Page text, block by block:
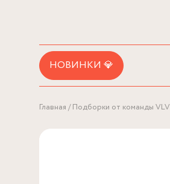
НОВИНКИ 💎
Главная Подборки от команды VLV